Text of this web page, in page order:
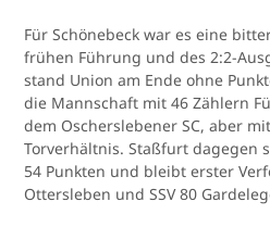
Für Schönebeck war es eine
frühen Führung und des 2:2-
stand Union am Ende ohne
die Mannschaft mit 46 Zählern
dem Oscherslebener SC, aber
Torverhältnis. Staßfurt dagegen
54 Punkten und bleibt erster
Ottersleben und SSV 80